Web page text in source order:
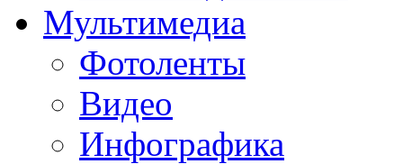
Мультимедиа
Фотоленты
Видео
Инфографика